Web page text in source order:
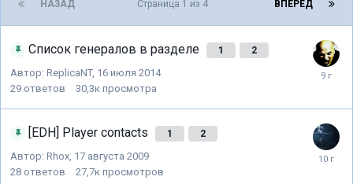
НАЗАД ВПЕРЁД
Страница 1 из 4
Список генералов в разделе 1 2
Автор: ReplicaNT, 16 июля 2014
29 ответов 30,3к просмотра
[EDH] Player contacts 1 2
Автор: Rhox, 17 августа 2009
28 ответов 27,7к просмотров